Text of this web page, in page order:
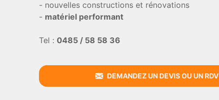
- nouvelles constructions et rénovations
- matériel performant
Tel : 0485 / 58 58 36
DEMANDEZ UN DEVIS OU UN RDV